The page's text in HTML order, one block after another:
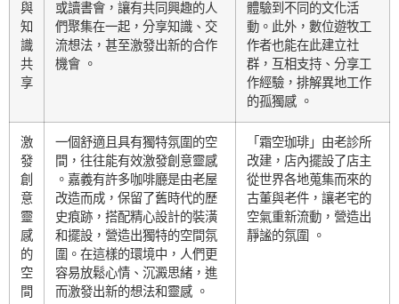
與
知
識
共
享
或讀書會，讓有共同興趣的人
們聚集在一起，分享知識、交
流想法，甚至激發出新的合作
機會 。
體驗到不同的文化活
動。此外，數位遊牧工
作者也能在此建立社
群，互相支持、分享工
作經驗，排解異地工作
的孤獨感 。
激
發
創
意
靈
感
的
空
間
一個舒適且具有獨特氛圍的空
間，往往能有效激發創意靈感
。嘉義有許多咖啡廳是由老屋
改造而成，保留了舊時代的歷
史痕跡，搭配精心設計的裝潢
和擺設，營造出獨特的空間氛
圍。在這樣的環境中，人們更
容易放鬆心情、沉澱思緒，進
而激發出新的想法和靈感 。
「霜空珈琲」由老診所
改建，店內擺設了店主
從世界各地蒐集而來的
古董與老件，讓老宅的
空氣重新流動，營造出
靜謐的氛圍 。